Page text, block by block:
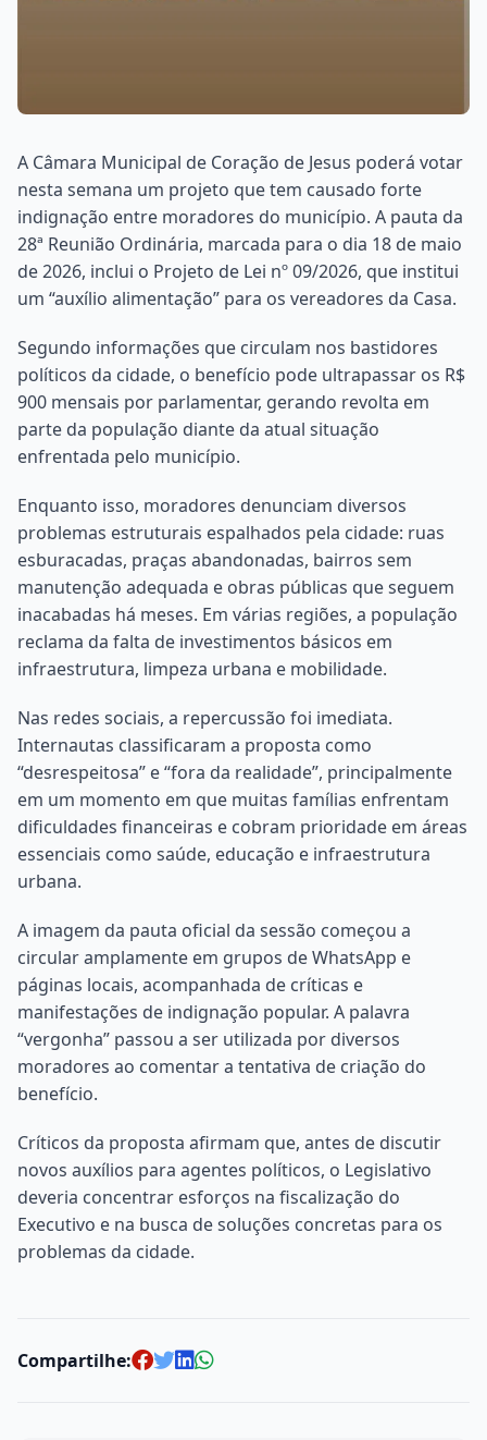
A Câmara Municipal de Coração de Jesus poderá votar
nesta semana um projeto que tem causado forte
indignação entre moradores do município. A pauta da
28ª Reunião Ordinária, marcada para o dia 18 de maio
de 2026, inclui o Projeto de Lei nº 09/2026, que institui
um “auxílio alimentação” para os vereadores da Casa.
Segundo informações que circulam nos bastidores
políticos da cidade, o benefício pode ultrapassar os R$
900 mensais por parlamentar, gerando revolta em
parte da população diante da atual situação
enfrentada pelo município.
Enquanto isso, moradores denunciam diversos
problemas estruturais espalhados pela cidade: ruas
esburacadas, praças abandonadas, bairros sem
manutenção adequada e obras públicas que seguem
inacabadas há meses. Em várias regiões, a população
reclama da falta de investimentos básicos em
infraestrutura, limpeza urbana e mobilidade.
Nas redes sociais, a repercussão foi imediata.
Internautas classificaram a proposta como
“desrespeitosa” e “fora da realidade”, principalmente
em um momento em que muitas famílias enfrentam
dificuldades financeiras e cobram prioridade em áreas
essenciais como saúde, educação e infraestrutura
urbana.
A imagem da pauta oficial da sessão começou a
circular amplamente em grupos de WhatsApp e
páginas locais, acompanhada de críticas e
manifestações de indignação popular. A palavra
“vergonha” passou a ser utilizada por diversos
moradores ao comentar a tentativa de criação do
benefício.
Críticos da proposta afirmam que, antes de discutir
novos auxílios para agentes políticos, o Legislativo
deveria concentrar esforços na fiscalização do
Executivo e na busca de soluções concretas para os
problemas da cidade.
Compartilhe: